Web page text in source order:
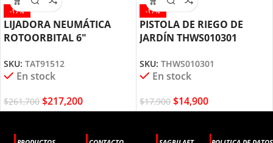
-17%
LIJADORA NEUMÁTICA
ROTOORBITAL 6″
SKU: TAT91512
En stock
$261,700 $217,200
-17%
PISTOLA DE RIEGO DE
JARDÍN THWS010301
SKU: THWS010301
En stock
$17,900 $14,900